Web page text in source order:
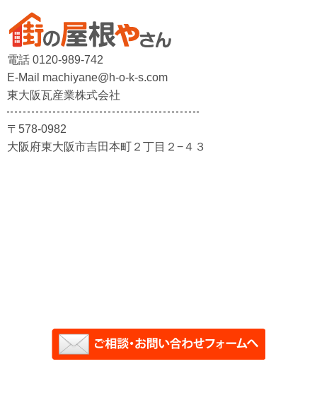
電話 0120-989-742
E-Mail machiyane@h-o-k-s.com
東大阪瓦産業株式会社
〒578-0982
大阪府東大阪市吉田本町２丁目２−４３